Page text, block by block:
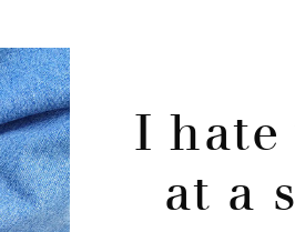
I
at a